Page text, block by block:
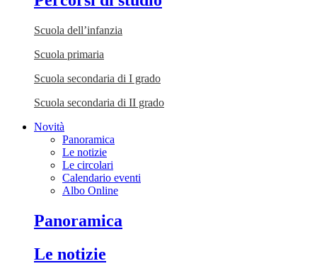
Scuola dell’infanzia
Scuola primaria
Scuola secondaria di I grado
Scuola secondaria di II grado
Novità
Panoramica
Le notizie
Le circolari
Calendario eventi
Albo Online
Panoramica
Le notizie